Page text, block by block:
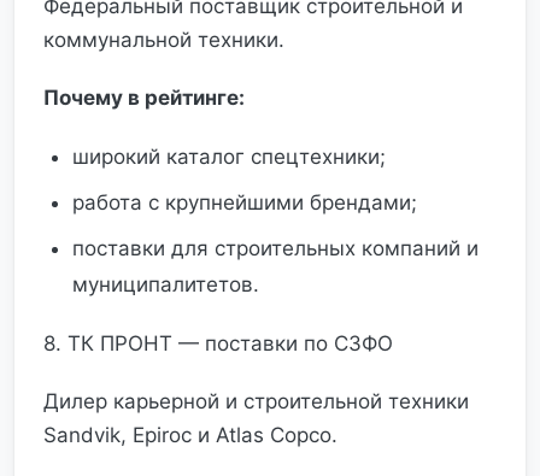
Федеральный поставщик строительной и
коммунальной техники.
Почему в рейтинге:
широкий каталог спецтехники;
работа с крупнейшими брендами;
поставки для строительных компаний и
муниципалитетов.
8. ТК ПРОНТ — поставки по СЗФО
Дилер карьерной и строительной техники
Sandvik, Epiroc и Atlas Copco.